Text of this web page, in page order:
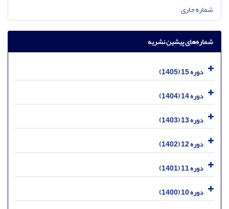
شماره جاری
شماره‌های پیشین نشریه
دوره 15 (1405)
دوره 14 (1404)
دوره 13 (1403)
دوره 12 (1402)
دوره 11 (1401)
دوره 10 (1400)